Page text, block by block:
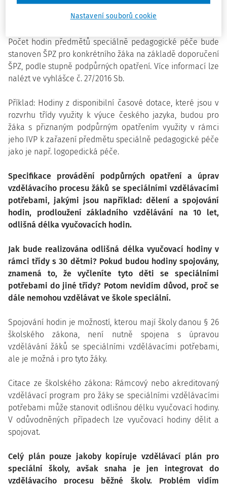
např. místo matematiky nebo budou zde odpoledne tyto
předměty pro žáky zařazeny "navíc"?
Počet hodin předmětů speciálně pedagogické péče bude
stanoven ŠPZ pro konkrétního žáka na základě doporučení
ŠPZ, podle stupně podpůrných opatření. Více informací lze
nalézt ve vyhlášce č. 27/2016 Sb.
Příklad: Hodiny z disponibilní časové dotace, které jsou v
rozvrhu třídy využity k výuce českého jazyka, budou pro
žáka s přiznaným podpůrným opatřením využity v rámci
jeho IVP k zařazení předmětu speciálně pedagogické péče
jako je např. logopedická péče.
Specifikace provádění podpůrných opatření a úprav
vzdělávacího procesu žáků se speciálními vzdělávacími
potřebami, jakými jsou například: dělení a spojování
hodin, prodloužení základního vzdělávání na 10 let,
odlišná délka vyučovacích hodin.
Jak bude realizována odlišná délka vyučovací hodiny v
rámci třídy s 30 dětmi? Pokud budou hodiny spojovány,
znamená to, že vyčleníte tyto děti se speciálními
potřebami do jiné třídy? Potom nevidím důvod, proč se
dále nemohou vzdělávat ve škole speciální.
Spojování hodin je možností, kterou mají školy danou § 26
školského zákona, není nutně spojena s úpravou
vzdělávání žáků se speciálními vzdělávacími potřebami,
ale je možná i pro tyto žáky.
Citace ze školského zákona: Rámcový nebo akreditovaný
vzdělávací program pro žáky se speciálními vzdělávacími
potřebami může stanovit odlišnou délku vyučovací hodiny.
V odůvodněných případech lze vyučovací hodiny dělit a
spojovat.
Celý plán pouze jakoby kopíruje vzdělávací plán pro
speciální školy, avšak snaha je jen integrovat do
vzdělávacího procesu běžné školy. Problém vidím
Nastavení souborů cookie